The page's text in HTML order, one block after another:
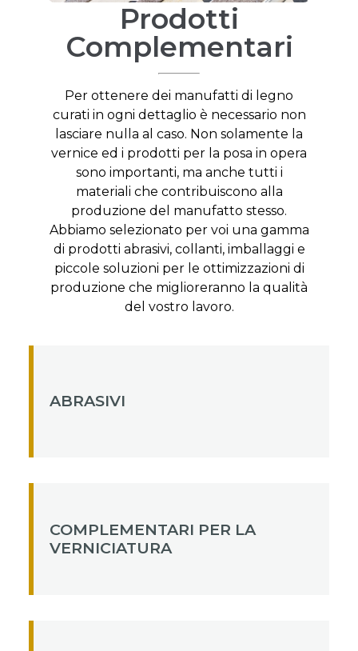
Prodotti
Complementari
Per ottenere dei manufatti di legno
curati in ogni dettaglio è necessario non
lasciare nulla al caso. Non solamente la
vernice ed i prodotti per la posa in opera
sono importanti, ma anche tutti i
materiali che contribuiscono alla
produzione del manufatto stesso.
Abbiamo selezionato per voi una gamma
di prodotti abrasivi, collanti, imballaggi e
piccole soluzioni per le ottimizzazioni di
produzione che miglioreranno la qualità
del vostro lavoro.
ABRASIVI
COMPLEMENTARI PER LA
VERNICIATURA